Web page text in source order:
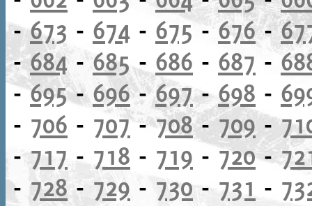
-673 - 674 - 675- 676-
-684-685- 686 - 687 -
-695-696-697-698 -
- 706 - 707-708-709-
-717 - 718 - 719 -720-
- 728 -729 - 730- 731 -